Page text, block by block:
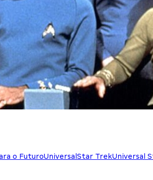
o FuturoUniversal Star TrekUniversal